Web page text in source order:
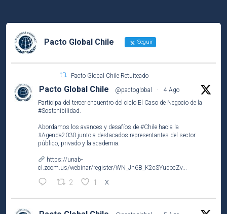
Pacto Global Chile Seguir
Pacto Global Chile Retuiteado
Pacto Global Chile @pactoglobal ·
4 Ago
Participa del tercer encuentro del ciclo El Caso de Negocio de la
#Sostenibilidad
Abordamos los avances y desafíos de #Chile hacia la
#Agenda2030 junto a destacados representantes del sector
público, privado y la academia.
https://unab-
cl.zoom.us/webinar/register/WN_Jn6B_K2cSYudocZv...
2 1 X